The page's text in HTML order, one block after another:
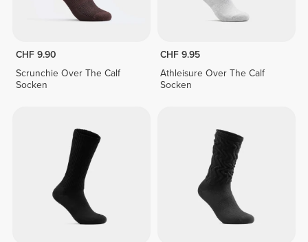
CHF 9.90
Scrunchie Over The Calf
Socken
CHF 9.95
Athleisure Over The Calf
Socken